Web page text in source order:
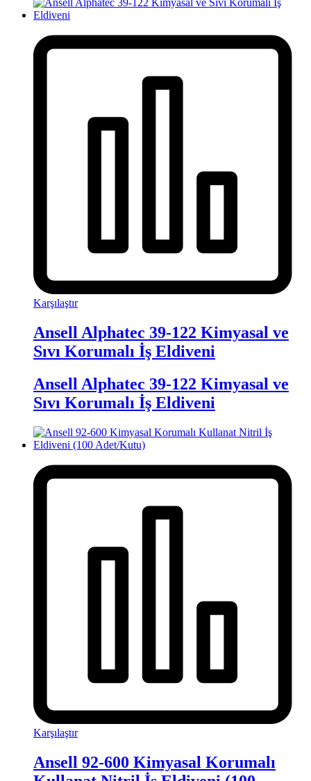
Karşılaştır
Ansell Alphatec 39-122 Kimyasal ve
Sıvı Korumalı İş Eldiveni
Ansell Alphatec 39-122 Kimyasal ve
Sıvı Korumalı İş Eldiveni
Karşılaştır
Ansell 92-600 Kimyasal Korumalı